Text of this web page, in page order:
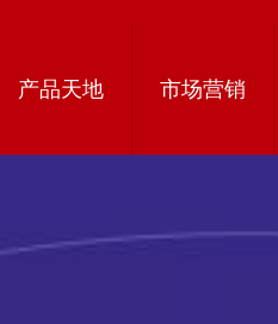
产品天地 市场营销